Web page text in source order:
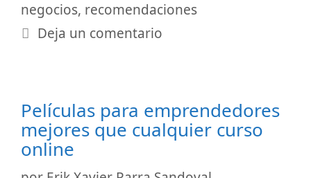
negocios, recomendaciones
Deja un comentario
Películas para emprendedores
mejores que cualquier curso
online